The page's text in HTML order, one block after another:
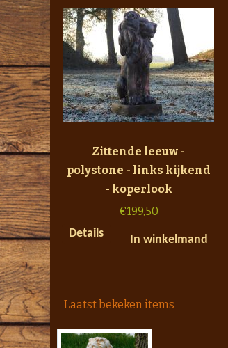
Zittende leeuw -
polystone - links kijkend
- koperlook
€199,50
Details
In winkelmand
Laatst bekeken items